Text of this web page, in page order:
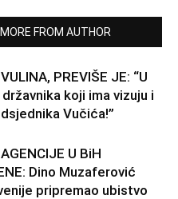
MORE FROM AUTHOR
PREVIŠE JE: “U
koji ima vizuju i
Vučića!”
U BiH
Dino Muzaferović
pripremao ubistvo